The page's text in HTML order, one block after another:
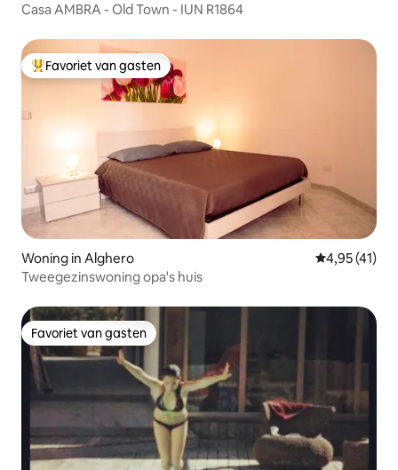
Casa AMBRA - Old Town - IUN R1864
Topfavoriet van gasten
Favoriet van gasten
Woning in Alghero Gemiddelde
4,95 (41)
Tweegezinswoning opa's huis
Favoriet van gasten
Favoriet van gasten